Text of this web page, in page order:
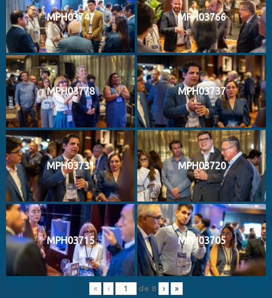
MPH03747 MPH03766
MPH03778 MPH03737
MPH03731 MPH03720
MPH03715 MPH03705
« ‹ de 8 › »